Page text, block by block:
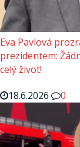
Eva Pavlová
prezidentem:
celý život!
18.6.2026
0